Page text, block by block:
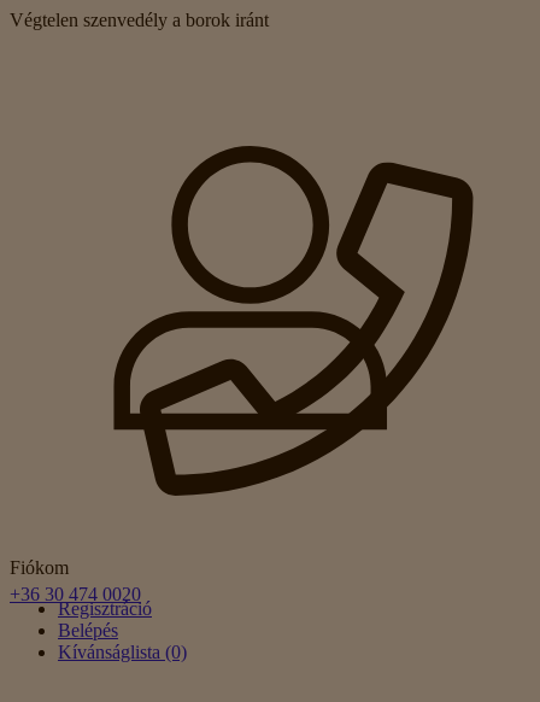
Végtelen szenvedély a borok iránt
Fiókom
Regisztráció
Belépés
Kívánságlista (0)
+36 30 474 0020